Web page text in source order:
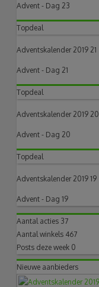
Advent - Dag 23
Topdeal
Adventskalender 2019 21
Advent - Dag 21
Topdeal
Adventskalender 2019 20
Advent - Dag 20
Topdeal
Adventskalender 2019 19
Advent - Dag 19
Aantal acties 37
Aantal winkels 467
Posts deze week 0
Nieuwe aanbieders